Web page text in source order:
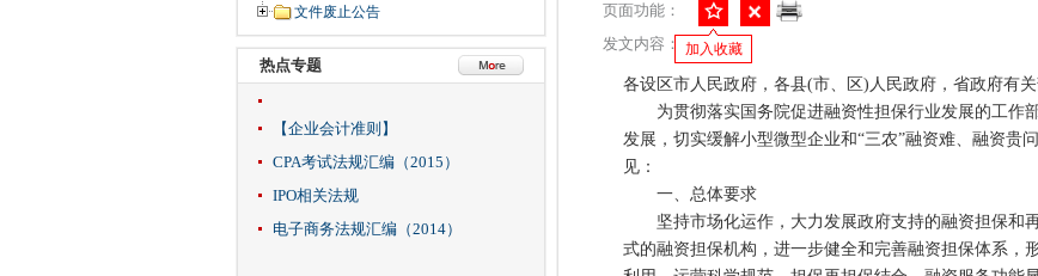
文件废止公告
热点专题
【企业会计准则】
CPA考试法规汇编（2015）
IPO相关法规
电子商务法规汇编（2014）
页面功能：
加入收藏
发文内容：
各设区市人民政府，各县(市、区)人民政府，省政府有关
为贯彻落实国务院促进融资性担保行业发展的工作
发展，切实缓解小型微型企业和“三农”融资难、融资贵
见：
一、总体要求
坚持市场化运作，大力发展政府支持的融资担保和
式的融资担保机构，进一步健全和完善融资担保体系，